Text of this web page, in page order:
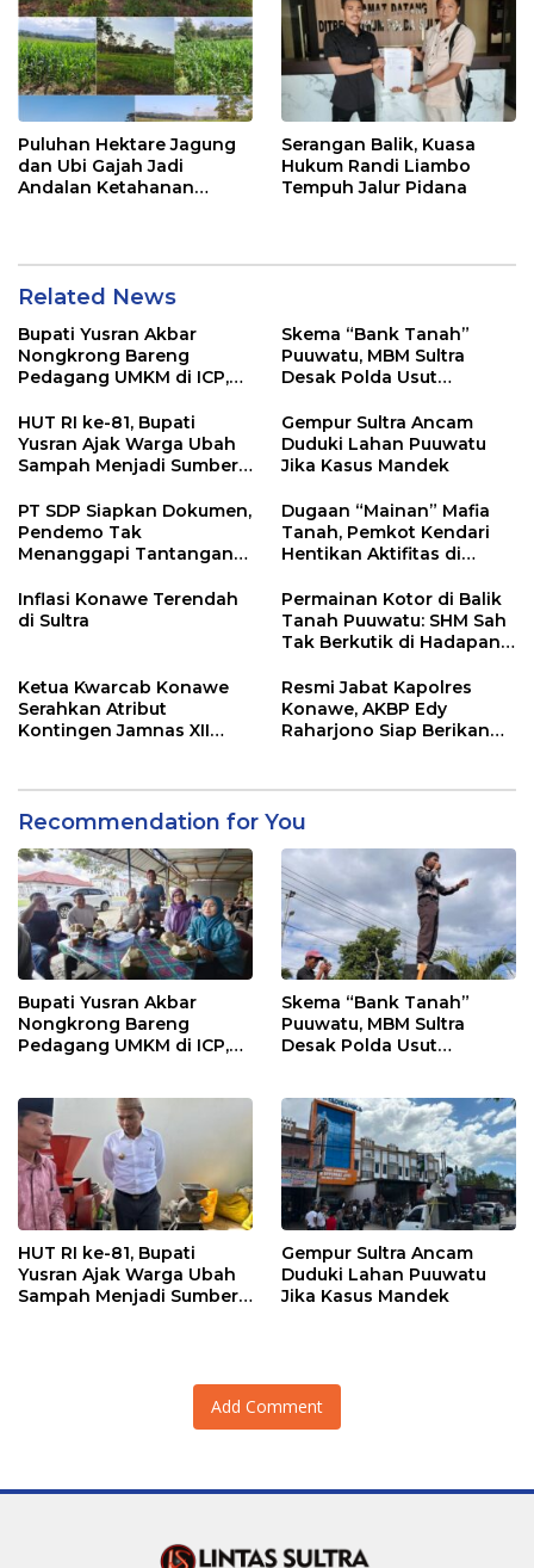
Puluhan Hektare Jagung
dan Ubi Gajah Jadi
Andalan Ketahanan
Serangan Balik, Kuasa
Hukum Randi Liambo
Tempuh Jalur Pidana
Related News
Bupati Yusran Akbar
Nongkrong Bareng
Pedagang UMKM di ICP,
Hidupkan Ekonomi
Kerakyatan
Skema “Bank Tanah”
Puuwatu, MBM Sultra
Desak Polda Usut
Kadin
HUT RI ke-81, Bupati
Yusran Ajak Warga Ubah
Sampah Menjadi Sumber
Gempur Sultra Ancam
Duduki Lahan Puuwatu
Jika Kasus Mandek
PT SDP Siapkan Dokumen,
Pendemo Tak
Menanggapi Tantangan
Dugaan “Mainan” Mafia
Tanah, Pemkot Kendari
Hentikan Aktifitas di
Inflasi Konawe Terendah
di Sultra
Permainan Kotor di Balik
Tanah Puuwatu: SHM Sah
Tak Berkutik di Hadapan
Ketua Kwarcab Konawe
Serahkan Atribut
Kontingen Jamnas XII
Resmi Jabat Kapolres
Konawe, AKBP Edy
Raharjono Siap Berikan
Recommendation for You
Bupati Yusran Akbar
Nongkrong Bareng
Pedagang UMKM di ICP,
Kerakyatan
Skema “Bank Tanah”
Puuwatu, MBM Sultra
Desak Polda Usut
HUT RI ke-81, Bupati
Yusran Ajak Warga Ubah
Sampah Menjadi Sumber
Gempur Sultra Ancam
Duduki Lahan Puuwatu
Jika Kasus Mandek
Add Comment